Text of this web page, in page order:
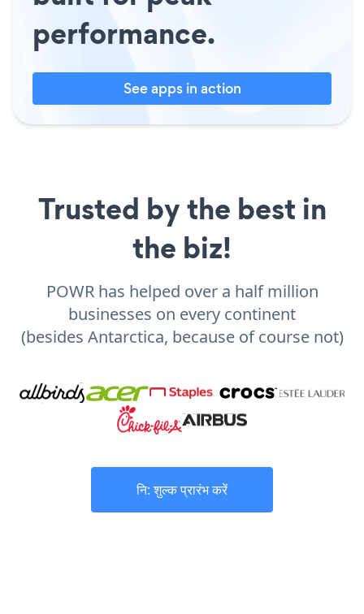
performance.
See apps in action
Trusted by the best in
the biz!
POWR has helped over a half million
businesses on every continent
(besides Antarctica, because of course not)
नि: शुल्क प्रारंभ करें